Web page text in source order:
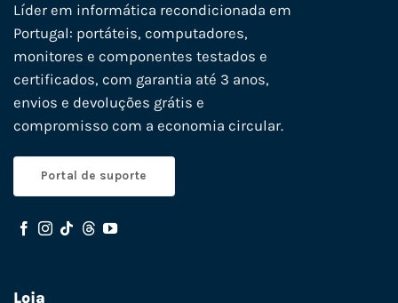
Líder em informática recondicionada em
Portugal: portáteis, computadores,
monitores e componentes testados e
certificados, com garantia até 3 anos,
envios e devoluções grátis e
compromisso com a economia circular.
Portal de suporte
Loja